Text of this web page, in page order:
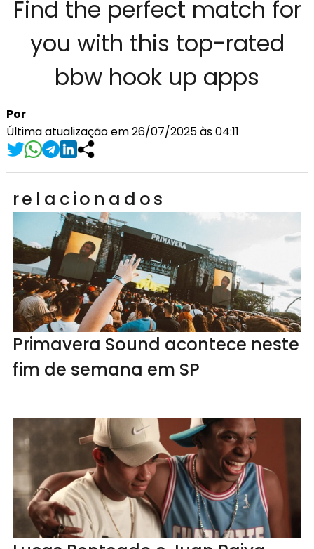
Find the perfect match for
you with this top-rated
bbw hook up apps
Por
Última atualização em 26/07/2025 às 04:11
relacionados
Primavera Sound acontece neste
fim de semana em SP